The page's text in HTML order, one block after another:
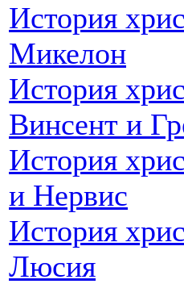
История
Микелон
История
Винсент и
История
и Нервис
История
Люсия